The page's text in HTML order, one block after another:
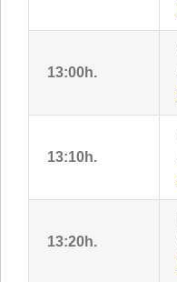
13:00h.
13:10h.
13:20h.